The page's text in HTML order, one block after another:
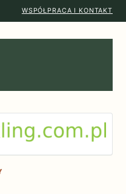
WSPÓŁPRACA I KONTAKT